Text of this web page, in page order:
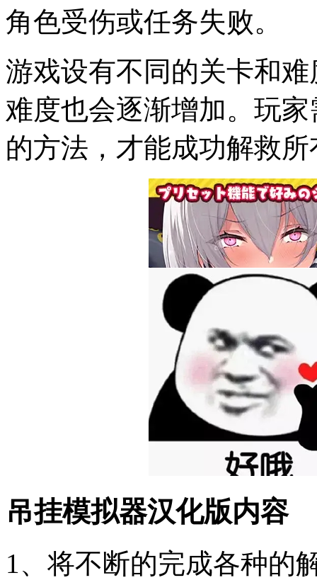
角色受伤或任务失败。
游戏设有不同的关卡和
难度也会逐渐增加。玩
的方法，才能成功解救
吊挂模拟器汉化版内容
1、将不断的完成各种的